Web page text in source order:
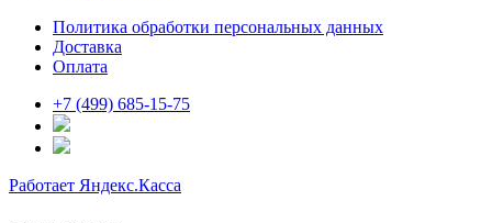
Политика обработки персональных данных
Доставка
Оплата
+7 (499) 685-15-75
Работает Яндекс.Касса